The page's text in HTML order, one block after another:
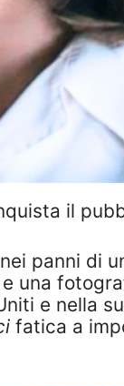
il
nei panni di
una
e nella
fatica a